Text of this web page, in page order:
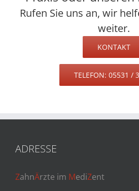
Rufen Sie uns an, wir
weiter.
KONTAKT
TELEFON: 05531 /
ADRESSE
ZahnÄrzte im MediZent